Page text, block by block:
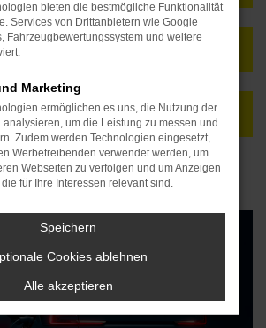
ALS AUTO ABO
bieten die bestmögliche Funktionalität
Services von Drittanbietern wie Google
Fahrzeugbewertungssystem und weitere
Marketing
ermöglichen es uns, die Nutzung der
analysieren, um die Leistung zu messen und
Zudem werden Technologien eingesetzt,
Werbetreibenden verwendet werden, um
Webseiten zu verfolgen und um Anzeigen
für Ihre Interessen relevant sind.
Speichern
Cookies ablehnen
Alle akzeptieren